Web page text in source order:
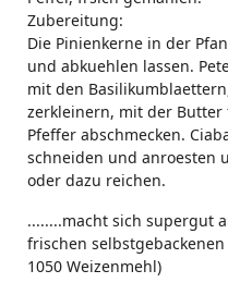
Zubereitung:
Die Pinienkerne in der
und abkuehlen lassen.
mit den
zerkleinern, mit der
Pfeffer abschmecken.
schneiden und anroesten
oder dazu reichen.
........macht sich supergut
frischen selbstgebackenen
1050 Weizenmehl)